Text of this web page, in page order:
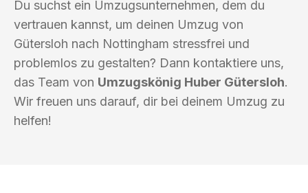
Du suchst ein Umzugsunternehmen, dem du
vertrauen kannst, um deinen Umzug von
Gütersloh nach Nottingham stressfrei und
problemlos zu gestalten? Dann kontaktiere uns,
das Team von Umzugskönig Huber Gütersloh.
Wir freuen uns darauf, dir bei deinem Umzug zu
helfen!